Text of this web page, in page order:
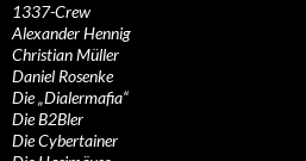
1337-Crew
Alexander Hennig
Christian Müller
Daniel Rosenke
Die „Dialermafia“
Die B2Bler
Die Cybertainer